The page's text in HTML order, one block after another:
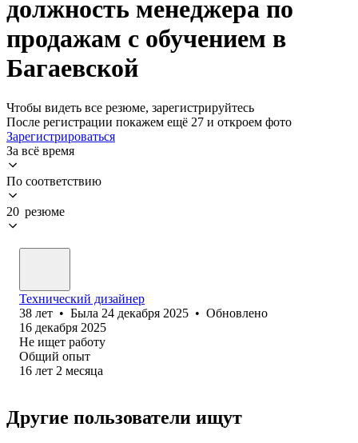
должность менеджера по
продажам с обучением в
Багаевской
Чтобы видеть все резюме, зарегистрируйтесь
После регистрации покажем ещё 27 и откроем фото
Зарегистрироваться
За всё время
По соответствию
20 резюме
Технический дизайнер
38 лет • Была 24 декабря 2025 • Обновлено
16 декабря 2025
Не ищет работу
Общий опыт
16 лет 2 месяца
Другие пользователи ищут